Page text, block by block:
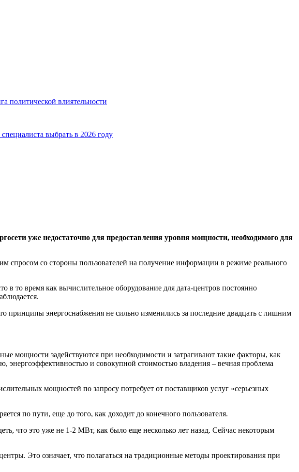
политической влиятельности
выбрать в 2026 году
уже недостаточно для предоставления уровня мощности, необходимого для
со стороны пользователей на получение информации в режиме реального
то время как вычислительное оборудование для дата-центров постоянно
принципы энергоснабжения не сильно изменились за последние двадцать с лишним
мощности задействуются при необходимости и затрагивают такие факторы, как
энергоэффективностью и совокупной стоимостью владения – вечная проблема
мощностей по запросу потребует от поставщиков услуг «серьезных
по пути, еще до того, как доходит до конечного пользователя.
что это уже не 1-2 МВт, как было еще несколько лет назад. Сейчас некоторым
Это означает, что полагаться на традиционные методы проектирования при